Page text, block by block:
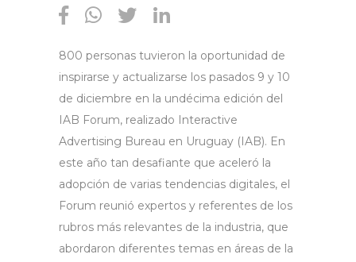
800 personas tuvieron la oportunidad de
inspirarse y actualizarse los pasados 9 y 10
de diciembre en la undécima edición del
IAB Forum, realizado Interactive
Advertising Bureau en Uruguay (IAB). En
este año tan desafiante que aceleró la
adopción de varias tendencias digitales, el
Forum reunió expertos y referentes de los
rubros más relevantes de la industria, que
abordaron diferentes temas en áreas de la